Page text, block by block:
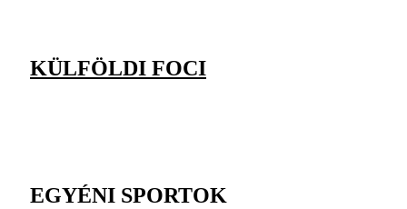
KÜLFÖLDI FOCI
EGYÉNI SPORTOK